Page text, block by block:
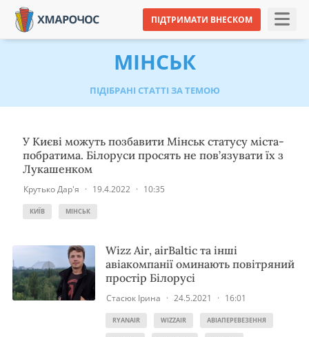
ПІДТРИМАТИ ВНЕСКОМ
МІНСЬК
ПІДІБРАНІ СТАТТІ ЗА ТЕМОЮ
У Києві можуть позбавити Мінськ статусу міста-
побратима. Білоруси просять не пов’язувати їх з
Лукашенком
Крутько Дар'я · 19.4.2022 · 10:35
КИЇВ МІНСЬК
Wizz Air, airBaltic та інші
авіакомпанії оминають повітряний
простір Білорусі
Стасюк Ірина · 24.5.2021 · 16:01
RYANAIR WIZZAIR АВІАПЕРЕВЕЗЕННЯ